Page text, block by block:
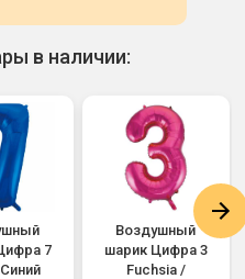
в наличии:
7
Воздушный
шарик Цифра 3
Fuchsia /